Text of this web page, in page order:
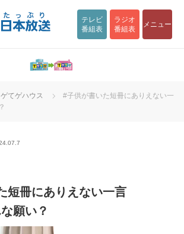
テレビ
番組表
ラジオ
番組表
メニュー
ゲてゲハウス
#子供が書いた短冊にありえない一
短冊にありえない一言
願い？